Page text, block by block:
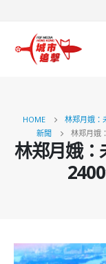
HOME
林郑月娥：
新聞
林郑月娥
林郑月娥：